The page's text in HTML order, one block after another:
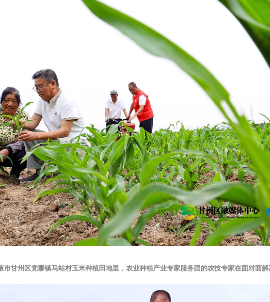
甘州区党寨镇马站村玉米种植田地里，农业种植产业专家服务团的农技专家在面对面解